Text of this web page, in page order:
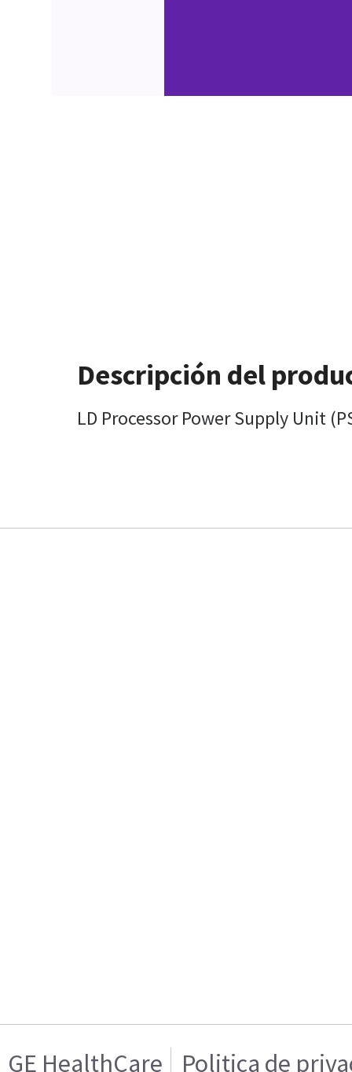
Descripción del
LD Processor Power Supply Unit
GE HealthCare Politica de